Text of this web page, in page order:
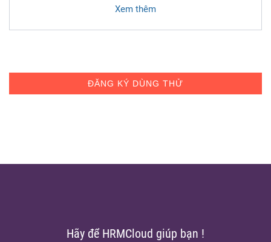
Xem thêm
ĐĂNG KÝ DÙNG THỬ
Hãy để HRMCloud giúp bạn !